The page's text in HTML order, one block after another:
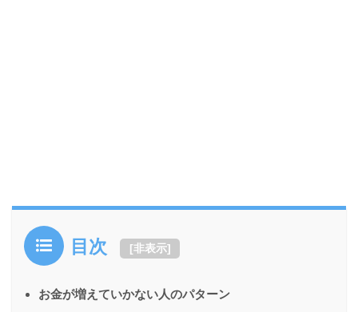
目次 [非表示]
お金が増えていかない人のパターン